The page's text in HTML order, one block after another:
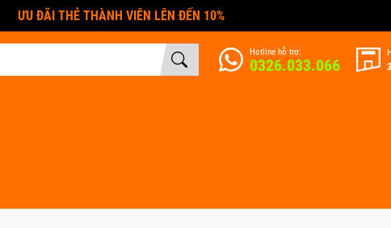
ƯU ĐÃI THẺ THÀNH VIÊN LÊN ĐẾN 10%
Hotline hỗ trợ:
0326.033.066